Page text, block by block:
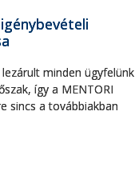
minden ügyfelünk
így a MENTORI
sincs a továbbiakban